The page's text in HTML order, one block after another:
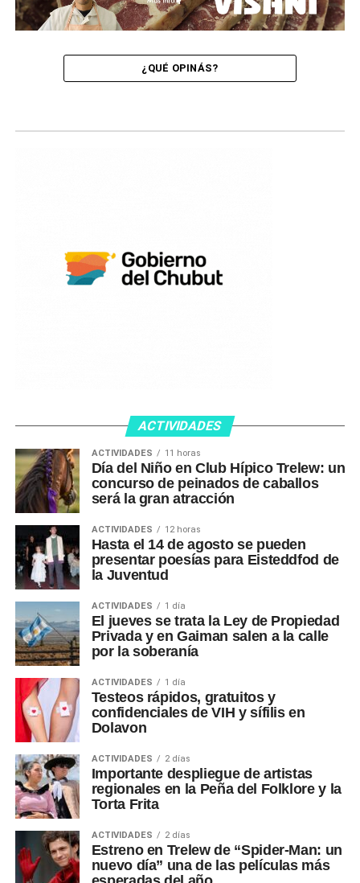
¿QUÉ OPINÁS?
ACTIVIDADES
ACTIVIDADES 11 horas
Día del Niño en Club Hípico Trelew: un
concurso de peinados de caballos
será la gran atracción
ACTIVIDADES 12 horas
Hasta el 14 de agosto se pueden
presentar poesías para Eisteddfod de
la Juventud
ACTIVIDADES 1 día
El jueves se trata la Ley de Propiedad
Privada y en Gaiman salen a la calle
por la soberanía
ACTIVIDADES 1 día
Testeos rápidos, gratuitos y
confidenciales de VIH y sífilis en
Dolavon
ACTIVIDADES 2 días
Importante despliegue de artistas
regionales en la Peña del Folklore y la
Torta Frita
ACTIVIDADES 2 días
Estreno en Trelew de “Spider-Man: un
nuevo día” una de las películas más